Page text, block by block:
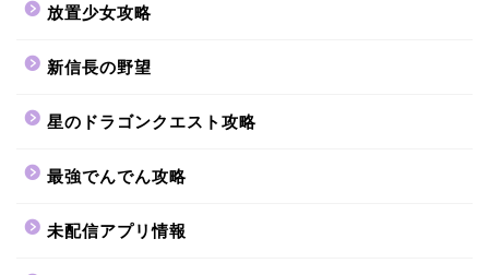
放置少女攻略
新信長の野望
星のドラゴンクエスト攻略
最強でんでん攻略
未配信アプリ情報